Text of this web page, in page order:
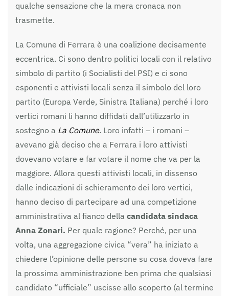
qualche sensazione che la mera cronaca non
trasmette.
La Comune di Ferrara è una coalizione decisamente
eccentrica. Ci sono dentro politici locali con il relativo
simbolo di partito (i Socialisti del PSI) e ci sono
esponenti e attivisti locali senza il simbolo del loro
partito (Europa Verde, Sinistra Italiana) perché i loro
vertici romani li hanno diffidati dall’utilizzarlo in
sostegno a La Comune. Loro infatti – i romani –
avevano già deciso che a Ferrara i loro attivisti
dovevano votare e far votare il nome che va per la
maggiore. Allora questi attivisti locali, in dissenso
dalle indicazioni di schieramento dei loro vertici,
hanno deciso di partecipare ad una competizione
amministrativa al fianco della candidata sindaca
Anna Zonari. Per quale ragione? Perché, per una
volta, una aggregazione civica “vera” ha iniziato a
chiedere l’opinione delle persone su cosa doveva fare
la prossima amministrazione ben prima che qualsiasi
candidato “ufficiale” uscisse allo scoperto (al termine